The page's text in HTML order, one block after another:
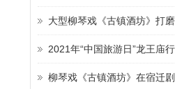
大型柳琴戏《古镇酒坊》打
2021年“中国旅游日”龙王庙
柳琴戏《古镇酒坊》在宿迁